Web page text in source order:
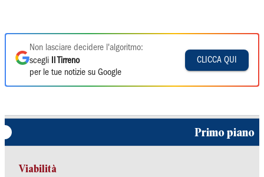
Non lasciare decidere l'algoritmo:
scegli
Il Tirreno
per le tue notizie su Google
CLICCA QUI
Primo piano
Viabilità